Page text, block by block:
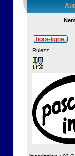
Rulezz